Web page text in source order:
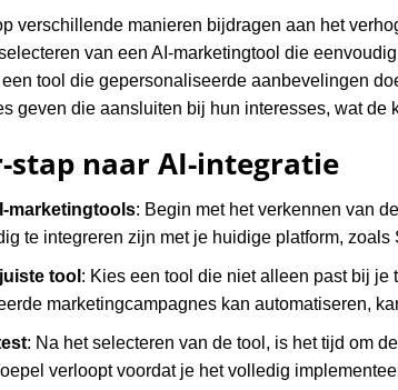
verschillende manieren bijdragen aan het
van een AI-marketingtool die
tool die gepersonaliseerde aanbevelingen
geven die aansluiten bij hun interesses, wat de
stap naar AI-integratie
marketingtools: Begin met het verkennen van
te integreren zijn met je huidige platform, zoals
tool : Kies een tool die niet alleen past bij
marketingcampagnes kan automatiseren,
: Na het selecteren van de tool, is het tijd om
verloopt voordat je het volledig